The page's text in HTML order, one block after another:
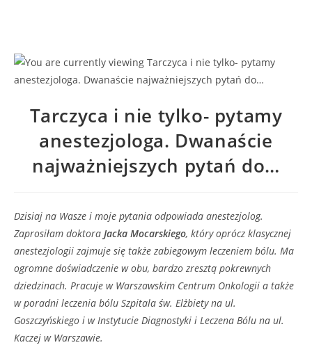
Tarczyca i nie tylko- pytamy
anestezjologa. Dwanaście
najważniejszych pytań do…
Dzisiaj na Wasze i moje pytania odpowiada anestezjolog.
Zaprosiłam doktora Jacka Mocarskiego, który oprócz klasycznej
anestezjologii zajmuje się także zabiegowym leczeniem bólu. Ma
ogromne doświadczenie w obu, bardzo zresztą pokrewnych
dziedzinach. Pracuje w Warszawskim Centrum Onkologii a także
w poradni leczenia bólu Szpitala św. Elżbiety na ul.
Goszczyńskiego i w Instytucie Diagnostyki i Leczena Bólu na ul.
Kaczej w Warszawie.